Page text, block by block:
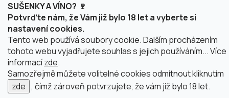
SUŠENKY A VÍNO? 🍷
Potvrďte nám, že Vám již bylo 18 let a vyberte si
nastavení cookies.
Tento web používá soubory cookie. Dalším procházením
tohoto webu vyjadřujete souhlas s jejich používáním... Více
informacízde.
Samozřejmě můžete volitelné cookies odmítnout kliknutím
zde , čímž zároveň potvrzujete, že vám již bylo 18 let.
Vytvořil Shoptet
Copyright 2026justWINE
Upravit nastavení cookies